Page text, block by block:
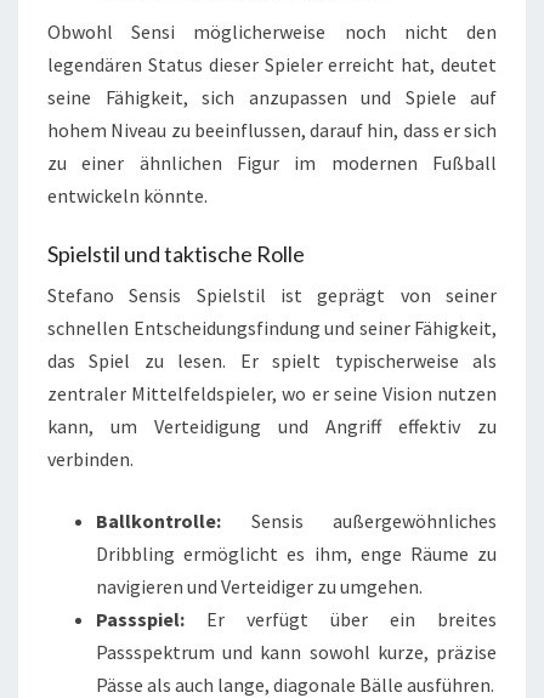
Obwohl Sensi möglicherweise noch nicht den
legendären Status dieser Spieler erreicht hat, deutet
seine Fähigkeit, sich anzupassen und Spiele auf
hohem Niveau zu beeinflussen, darauf hin, dass er sich
zu einer ähnlichen Figur im modernen Fußball
entwickeln könnte.
Spielstil und taktische Rolle
Stefano Sensis Spielstil ist geprägt von seiner
schnellen Entscheidungsfindung und seiner Fähigkeit,
das Spiel zu lesen. Er spielt typischerweise als
zentraler Mittelfeldspieler, wo er seine Vision nutzen
kann, um Verteidigung und Angriff effektiv zu
verbinden.
Ballkontrolle: Sensis außergewöhnliches
Dribbling ermöglicht es ihm, enge Räume zu
navigieren und Verteidiger zu umgehen.
Passspiel: Er verfügt über ein breites
Passspektrum und kann sowohl kurze, präzise
Pässe als auch lange, diagonale Bälle ausführen.